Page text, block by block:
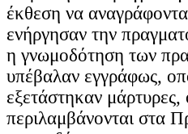
έκθεση να
ενήργησαν την
η γνωμοδότηση των
υπέβαλαν εγγράφως,
εξετάστηκαν μάρτυρες,
περιλαμβάνονται στα